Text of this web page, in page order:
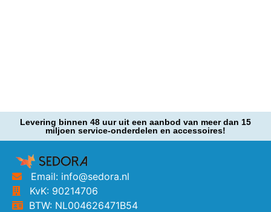
Levering binnen 48 uur uit een aanbod van meer dan 15
miljoen service-onderdelen en accessoires!
Email: info@sedora.nl
KvK: 90214706
BTW: NL004626471B54